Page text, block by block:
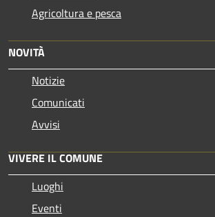
Agricoltura e pesca
NOVITÀ
Notizie
Comunicati
Avvisi
VIVERE IL COMUNE
Luoghi
Eventi